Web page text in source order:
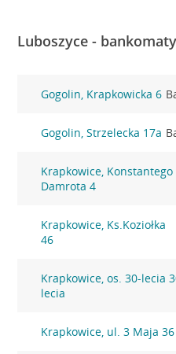
Luboszyce -
Gogolin, Krapkowicka 6
Gogolin, Strzelecka 17a
Krapkowice, Konstantego
Damrota 4
Krapkowice, Ks.Koziołka
46
Krapkowice, os. 30-lecia
lecia
Krapkowice, ul. 3 Maja 36